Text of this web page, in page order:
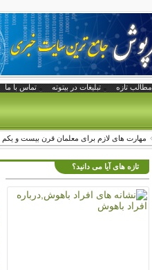
مطالب تازه تبلیغات در بیتوته تماس با ما
مهارت های لازم برای معلمان قرن بیست و یکم
تازه های آیا می دانید؟